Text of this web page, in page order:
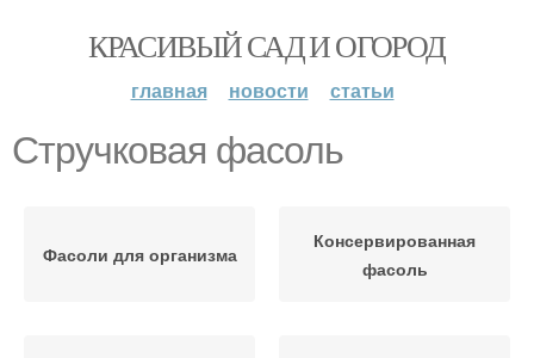
КРАСИВЫЙ САД И ОГОРОД
главная новости статьи
Стручковая фасоль
Фасоли для организма
Консервированная
фасоль